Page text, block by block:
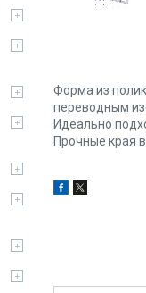
Форма из
переводным
Идеально
Прочные края